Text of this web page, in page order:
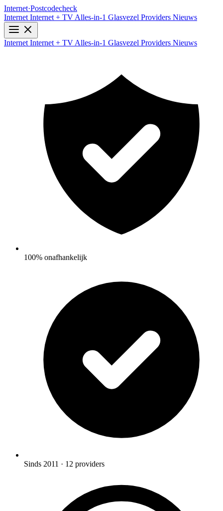
Internet·Postcodecheck
Internet Internet + TV Alles-in-1 Glasvezel Providers Nieuws
Internet Internet + TV Alles-in-1 Glasvezel Providers Nieuws
100% onafhankelijk
Sinds 2011 · 12 providers